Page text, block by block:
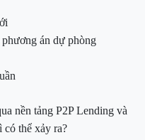
án dự phòng
nền tảng P2P Lending và
thể xảy ra?